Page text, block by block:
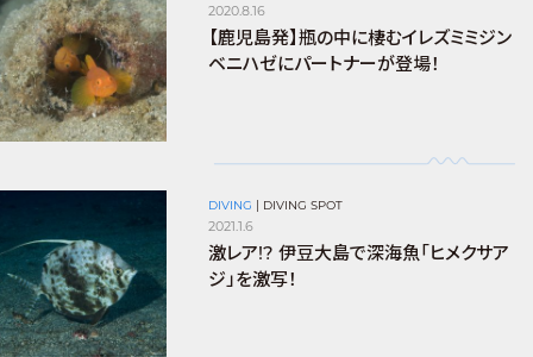
2020.8.16
【鹿児島発】瓶の中に棲むイレズミミジン
ベニハゼにパートナーが登場！
DIVING DIVING SPOT
2021.1.6
激レア!? 伊豆大島で深海魚「ヒメクサア
ジ」を激写！